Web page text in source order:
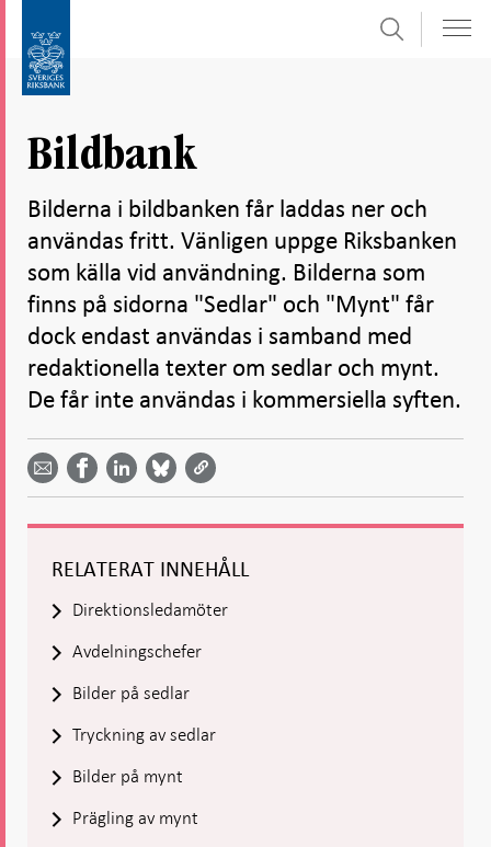
direkt
undersidor
Sök
Bildbank
Bilderna i bildbanken får laddas ner och
användas fritt. Vänligen uppge Riksbanken
som källa vid användning. Bilderna som
finns på sidorna "Sedlar" och "Mynt" får
dock endast användas i samband med
redaktionella texter om sedlar och mynt.
De får inte användas i kommersiella syften.
Dela
email -
Öppnas
i ny flik
Dela på
Facebook
- Öppnas
Dela på
LinkedIn
-
Öppnas
i ny flik
på
Bluesky
-
i ny flik
på
Twitter
-
i ny flik
RELATERAT INNEHÅLL
Direktionsledamöter
Avdelningschefer
Bilder på sedlar
Tryckning av sedlar
Bilder på mynt
Prägling av mynt